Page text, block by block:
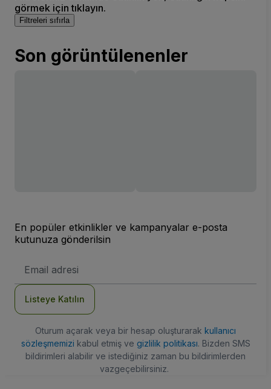
görmek için tıklayın.
Filtreleri sıfırla
Son görüntülenenler
En popüler etkinlikler ve kampanyalar e-posta
kutunuza gönderilsin
posta
Listeye Katılın
Oturum açarak veya bir hesap oluşturarak kullanıcı
sözleşmemizi kabul etmiş ve gizlilik politikası. Bizden SMS
bildirimleri alabilir ve istediğiniz zaman bu bildirimlerden
vazgeçebilirsiniz.